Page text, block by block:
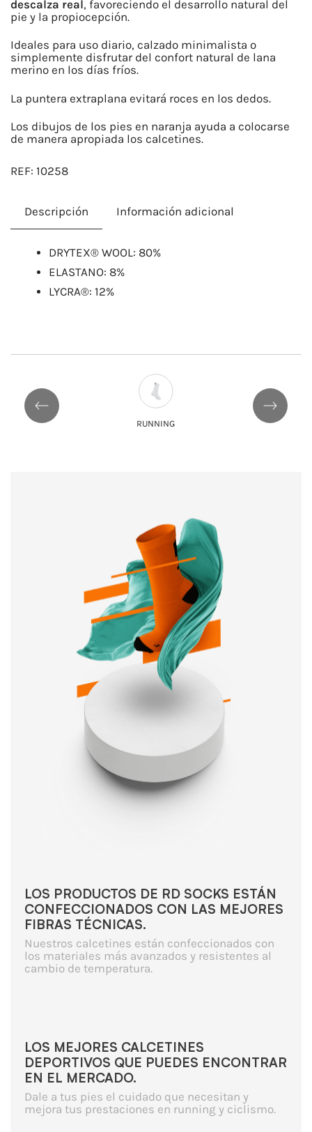
descalza real, favoreciendo el desarrollo natural del
pie y la propiocepción.
Ideales para uso diario, calzado minimalista o
simplemente disfrutar del confort natural de lana
merino en los días fríos.
La puntera extraplana evitará roces en los dedos.
Los dibujos de los pies en naranja ayuda a colocarse
de manera apropiada los calcetines.
REF: 10258
Descripción Información adicional
​DRYTEX® WOOL: 80%
ELASTANO: 8%
LYCRA®: 12%
CICLISMO
LOS PRODUCTOS DE RD SOCKS ESTÁN
CONFECCIONADOS CON LAS MEJORES
FIBRAS TÉCNICAS.
Nuestros calcetines están confeccionados con
los materiales más avanzados y resistentes al
cambio de temperatura.
LOS MEJORES CALCETINES
DEPORTIVOS QUE PUEDES ENCONTRAR
EN EL MERCADO.
Dale a tus pies el cuidado que necesitan y
mejora tus prestaciones en running y ciclismo.